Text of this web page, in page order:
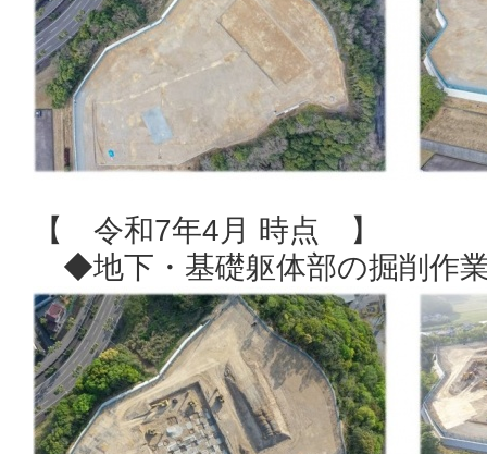
【 令和7年4月 時点 】
◆地下・基礎躯体部の掘削作